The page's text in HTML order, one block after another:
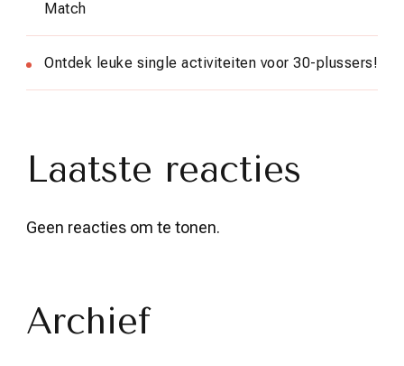
Match
Ontdek leuke single activiteiten voor 30-plussers!
Laatste reacties
Geen reacties om te tonen.
Archief